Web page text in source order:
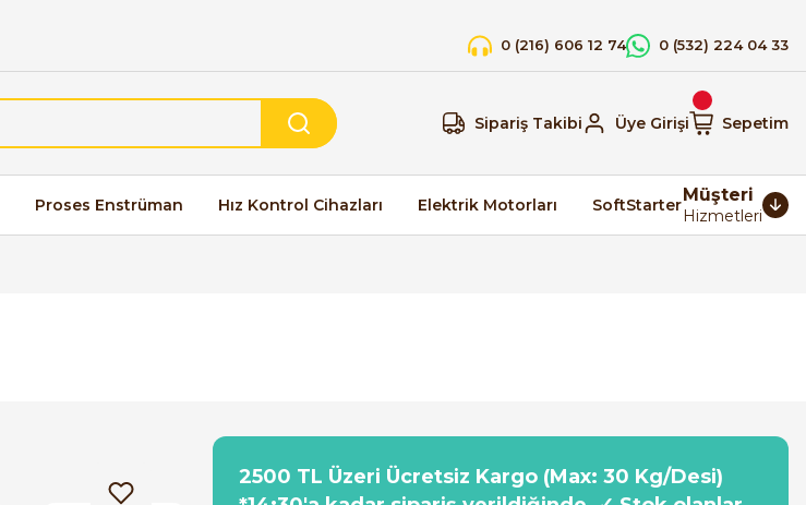
0 (216) 606 12 74 0 (532) 224 04 33
Sipariş Takibi Üye Girişi Sepetim
Proses Enstrüman Hız Kontrol Cihazları Elektrik Motorları SoftStarterMüşteri
Hizmetleri
2500 TL Üzeri Ücretsiz Kargo (Max: 30 Kg/Desi)